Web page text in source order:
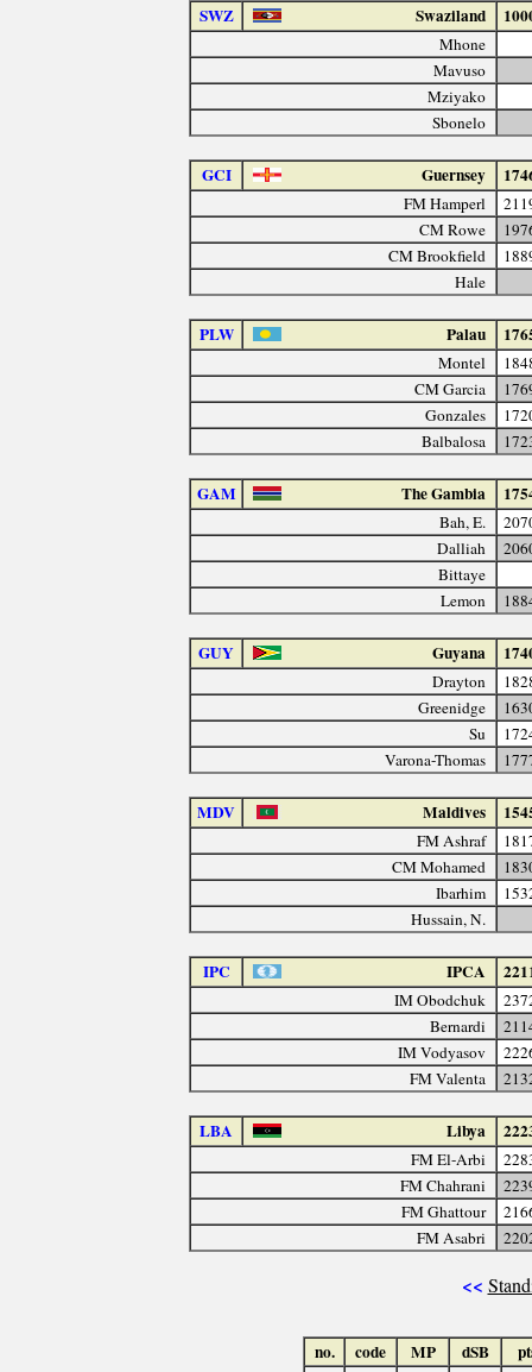
SWZ Swaziland
Mhone
Mavuso
Mziyako
Sbonelo
GCI Guernsey
FM Hamperl
CM Rowe
CM Brookfield
Hale
PLW Palau
Montel
CM Garcia
Gonzales
Balbalosa
GAM The Gambia
Bah, E.
Dalliah
Bittaye
Lemon
GUY Guyana
Drayton
Greenidge
Su
Varona-Thomas
MDV Maldives
FM Ashraf
CM Mohamed
Ibarhim
Hussain, N.
IPC IPCA
IM Obodchuk
Bernardi
IM Vodyasov
FM Valenta
LBA Libya
FM El-Arbi
FM Chahrani
FM Ghattour
FM Asabri
<<
no. code MP dSB